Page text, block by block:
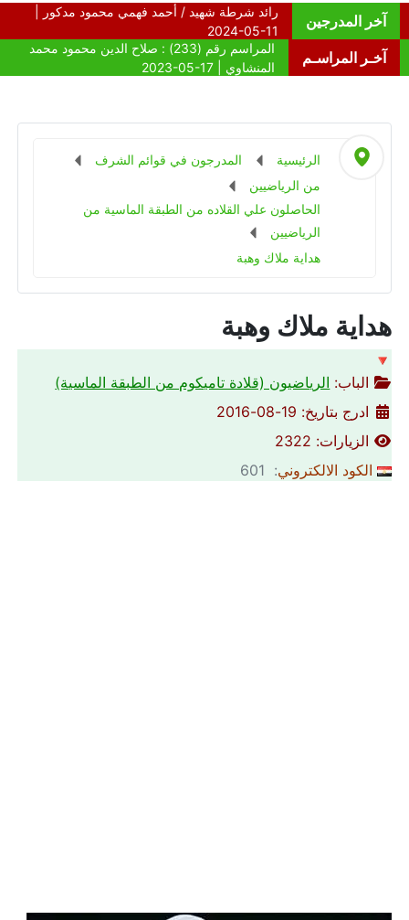
آخر المدرجين
آخـر المراسـم
الرئيسية
المدرجون في قوائم الشرف
من الرياضيين
الحاصلون علي القلاده من الطبقة الماسية من
الرياضيين
هداية ملاك وهبة
هداية ملاك وهبة
🔻
الباب: الرياضيون (قلادة تاميكوم من الطبقة الماسية)
ادرج بتاريخ: 19-08-2016
الزيارات: 2322
الكود الالكتروني: 601